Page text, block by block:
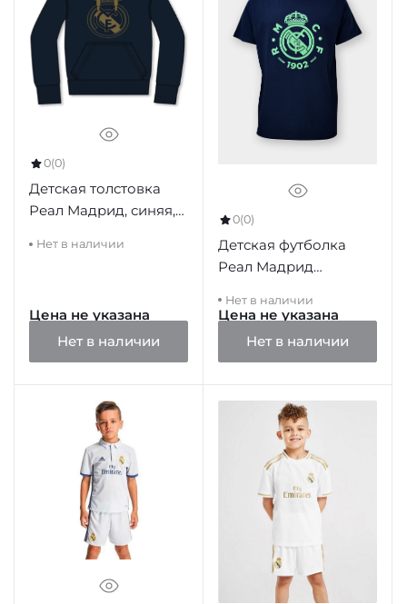
0(0)
Детская толстовка
Реал Мадрид, синяя,
Нет в наличии
Цена не указана
Нет в наличии
0(0)
Детская футболка
Реал Мадрид
Нет в наличии
Цена не указана
Нет в наличии